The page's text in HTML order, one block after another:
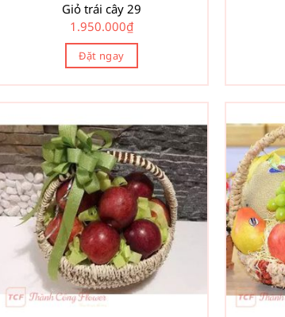
Giỏ trái cây 29
1.950.000₫
Đặt ngay